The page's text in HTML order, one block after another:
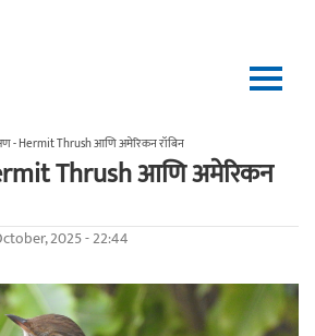
- Hermit Thrush आणि अमेरिकन रॉबिन
Thrush आणि अमेरिकन
2025 - 22:44